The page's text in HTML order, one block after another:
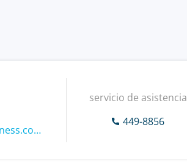
https://www.global-business.com.tw
servicio de asistencia
449-8856